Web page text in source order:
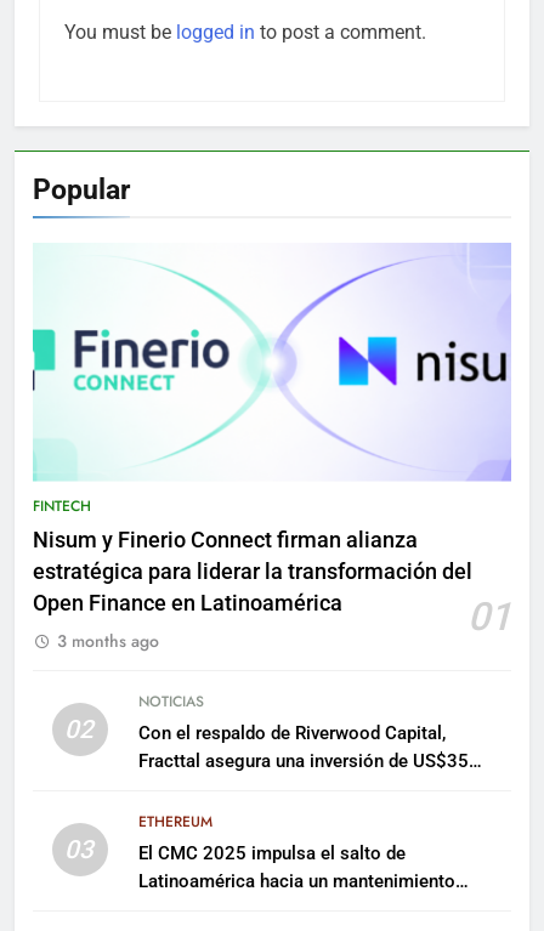
You must be logged in to post a comment.
Popular
FINTECH
Nisum y Finerio Connect firman alianza
estratégica para liderar la transformación del
Open Finance en Latinoamérica
01
3 months ago
02
NOTICIAS
Con el respaldo de Riverwood Capital,
Fracttal asegura una inversión de US$35
03
ETHEREUM
El CMC 2025 impulsa el salto de
Latinoamérica hacia un mantenimiento